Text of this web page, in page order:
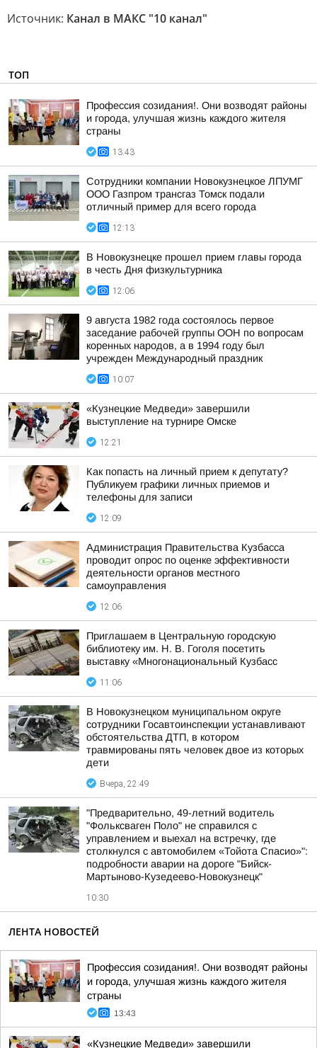
Источник: Канал в МАКС "10 канал"
ТОП
Профессия созидания!. Они возводят районы
и города, улучшая жизнь каждого жителя
страны
13:43
Сотрудники компании Новокузнецкое ЛПУМГ
ООО Газпром трансгаз Томск подали
отличный пример для всего города
12:13
В Новокузнецке прошел прием главы города
в честь Дня физкультурника
12:06
9 августа 1982 года состоялось первое
заседание рабочей группы ООН по вопросам
коренных народов, а в 1994 году был
учрежден Международный праздник
10:07
«Кузнецкие Медведи» завершили
выступление на турнире Омске
12:21
Как попасть на личный прием к депутату?
Публикуем графики личных приемов и
телефоны для записи
12:09
Администрация Правительства Кузбасса
проводит опрос по оценке эффективности
деятельности органов местного
самоуправления
12:06
Приглашаем в Центральную городскую
библиотеку им. Н. В. Гоголя посетить
выставку «Многонациональный Кузбасс
11:06
В Новокузнецком муниципальном округе
сотрудники Госавтоинспекции устанавливают
обстоятельства ДТП, в котором
травмированы пять человек двое из которых
дети
Вчера, 22:49
"Предварительно, 49-летний водитель
"Фольксваген Поло" не справился с
управлением и выехал на встречку, где
столкнулся с автомобилем «Тойота Спасио»":
подробности аварии на дороге "Бийск-
Мартыново-Кузедеево-Новокузнецк"
10:30
ЛЕНТА НОВОСТЕЙ
Профессия созидания!. Они возводят районы
и города, улучшая жизнь каждого жителя
страны
13:43
«Кузнецкие Медведи» завершили